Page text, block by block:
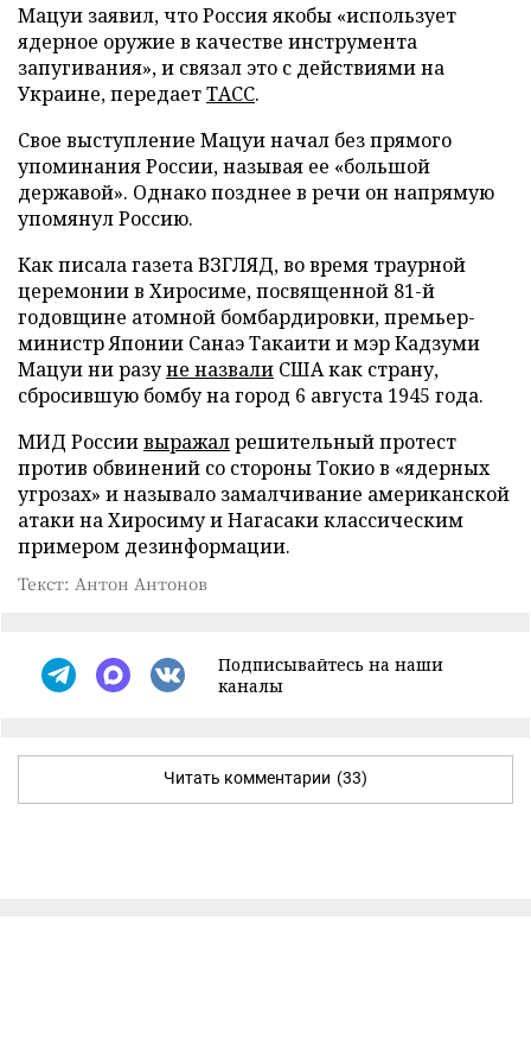
Мацуи заявил, что Россия якобы «использует
ядерное оружие в качестве инструмента
запугивания», и связал это с действиями на
Украине, передаетТАСС.
Свое выступление Мацуи начал без прямого
упоминания России, называя ее «большой
державой». Однако позднее в речи он напрямую
упомянул Россию.
Как писала газета ВЗГЛЯД, во время траурной
церемонии в Хиросиме, посвященной 81-й
годовщине атомной бомбардировки, премьер-
министр Японии Санаэ Такаити и мэр Кадзуми
Мацуи ни разуне назвали США как страну,
сбросившую бомбу на город 6 августа 1945 года.
МИД Россиивыражалрешительный протест
против обвинений со стороны Токио в «ядерных
угрозах» и называло замалчивание американской
атаки на Хиросиму и Нагасаки классическим
примером дезинформации.
Текст: Антон Антонов
Подписывайтесь на наши
каналы
Читать комментарии (33)